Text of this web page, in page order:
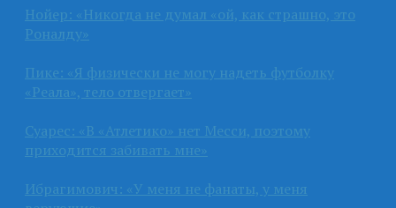
Нойер: «Никогда не думал «ой, как страшно, это
Роналду»
Пике: «Я физически не могу надеть футболку
«Реала», тело отвергает»
Суарес: «В «Атлетико» нет Месси, поэтому
приходится забивать мне»
Ибрагимович: «У меня не фанаты, у меня